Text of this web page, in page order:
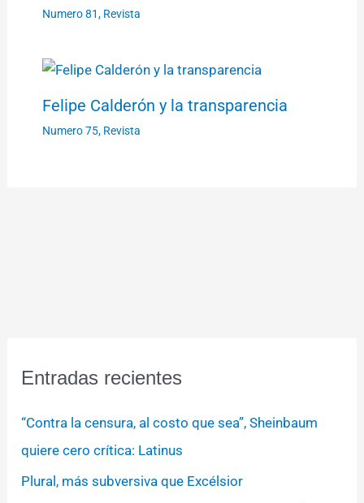
Numero 81, Revista
Felipe Calderón y la transparencia
Numero 75, Revista
Entradas recientes
“Contra la censura, al costo que sea”, Sheinbaum
quiere cero crítica: Latinus
Plural, más subversiva que Excélsior